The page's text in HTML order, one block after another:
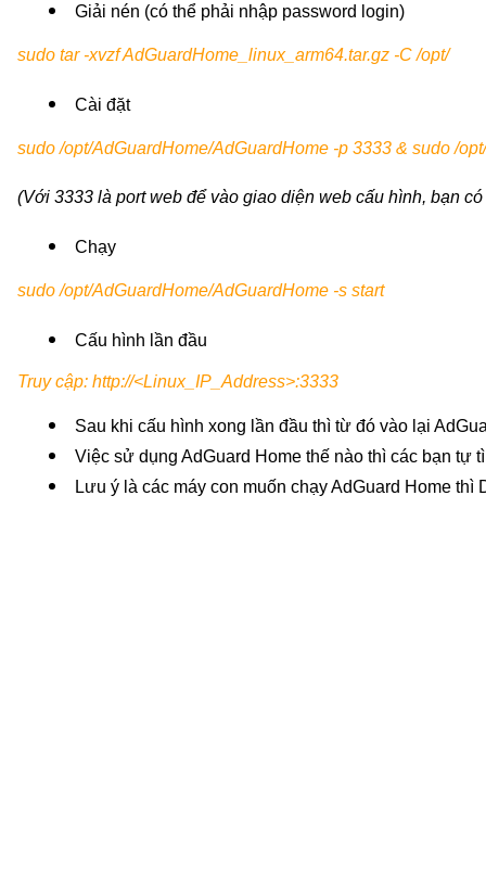
Giải nén (có thể phải nhập password login)
sudo tar -xvzf AdGuardHome_linux_arm64.tar.gz -C /opt/
Cài đặt
sudo /opt/AdGuardHome/AdGuardHome -p 3333 & sudo /
(Với 3333 là port web để vào giao diện web cấu hình, bạn
Chạy
sudo /opt/AdGuardHome/AdGuardHome -s start
Cấu hình lần đầu
Truy cập: http://<Linux_IP_Address>:3333
Sau khi cấu hình xong lần đầu thì từ đó vào lại
Việc sử dụng AdGuard Home thế nào thì các bạn tự
Lưu ý là các máy con muốn chạy AdGuard Home